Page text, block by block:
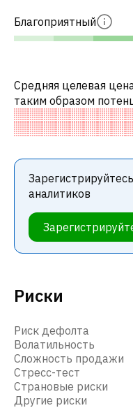
Риски
Риск дефолта
Волатильность
Сложность продажи
Стресс-тест
Страновые риски
Другие риски
Благоприятный
Средняя целевая
таким образом
Обычно это
среди
аналитиков